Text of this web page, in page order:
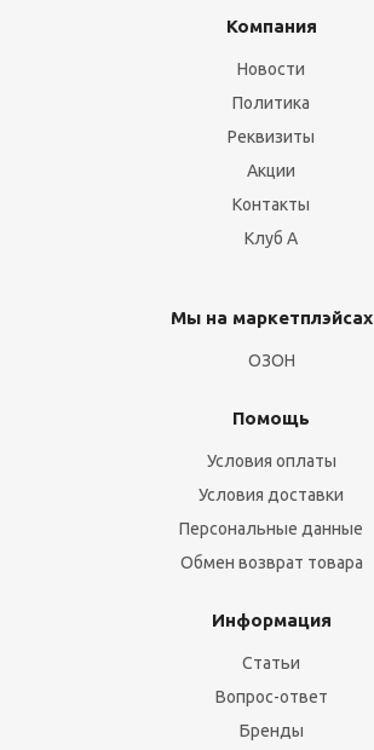
Компания
Новости
Политика
Реквизиты
Акции
Контакты
Клуб А
Мы на маркетплэйсах
ОЗОН
Помощь
Условия оплаты
Условия доставки
Персональные данные
Обмен возврат товара
Информация
Статьи
Вопрос-ответ
Бренды